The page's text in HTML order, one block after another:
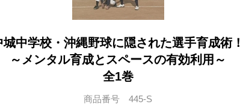
城中学校・沖縄野球に隠された選手育成術！
～メンタル育成とスペースの有効利用～
全1巻
商品番号 445-S